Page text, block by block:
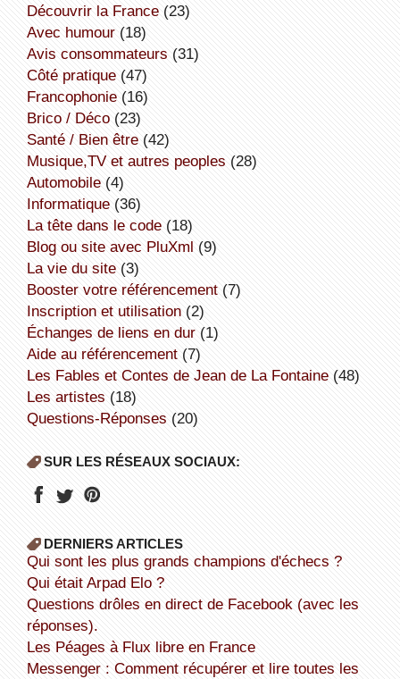
découvrir la France(23)
avec humour(18)
avis consommateurs (31)
côté pratique(47)
Francophonie(16)
Brico / Déco(23)
Santé / Bien être(42)
Musique,TV et autres peoples (28)
Automobile(4)
informatique(36)
la tête dans le code(18)
Blog ou site avec PluXml (9)
la vie du site(3)
booster votre référencement(7)
inscription et utilisation(2)
échanges de liens en dur(1)
aide au référencement(7)
Les Fables et Contes de Jean de La Fontaine(48)
Les artistes (18)
Questions-Réponses (20)
SUR LES RÉSEAUX SOCIAUX:
DERNIERS ARTICLES
Qui sont les plus grands champions d'échecs ?
Qui était Arpad Elo ?
Questions drôles en direct de Facebook (avec les
réponses).
Les Péages à Flux libre en France
Messenger : Comment récupérer et lire toutes les